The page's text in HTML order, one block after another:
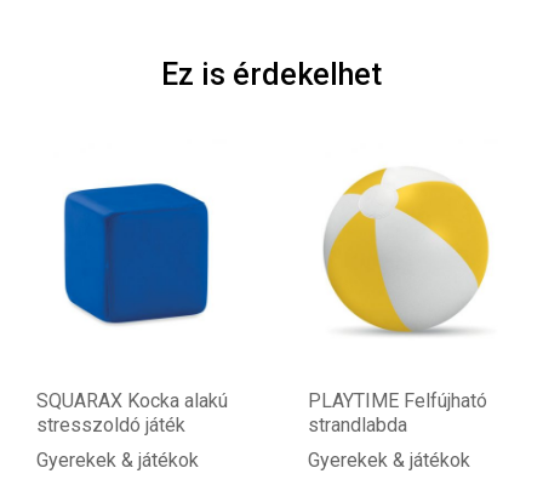
Ez is érdekelhet
SQUARAX Kocka alakú
stresszoldó játék
Gyerekek & játékok
PLAYTIME Felfújható
strandlabda
Gyerekek & játékok